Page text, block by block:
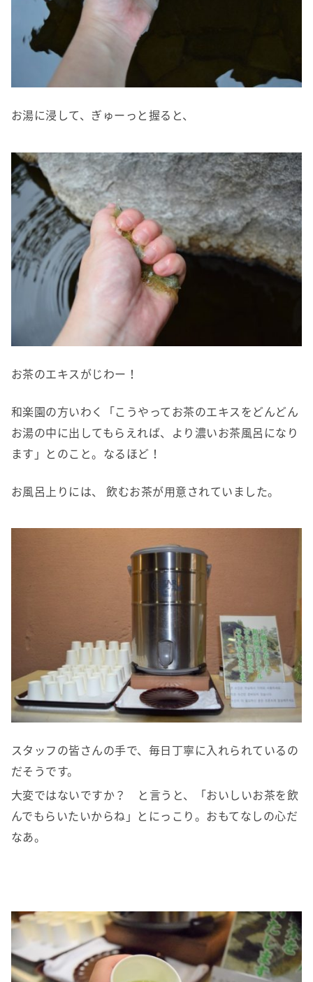
お湯に浸して、ぎゅーっと握ると、
お茶のエキスがじわー！
和楽園の方いわく「こうやってお茶のエキスをどんどん
お湯の中に出してもらえれば、より濃いお茶風呂になり
ます」とのこと。なるほど！
お風呂上りには、 飲むお茶が用意されていました。
スタッフの皆さんの手で、毎日丁寧に入れられているの
だそうです。
大変ではないですか？ と言うと、「おいしいお茶を飲
んでもらいたいからね」とにっこり。おもてなしの心だ
なあ。